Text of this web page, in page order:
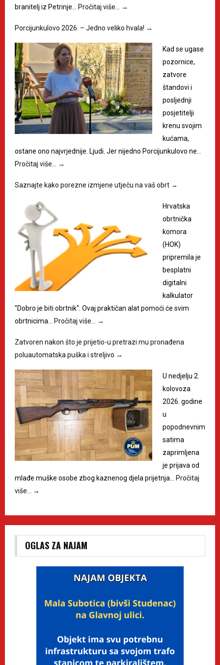
branitelj iz Petrinje… Pročitaj više… →
Porcijunkulovo 2026. – Jedno veliko hvala! →
Kad se ugase
pozornice,
zatvore
štandovi i
posljednji
posjetitelji
krenu svojim
kućama,
ostane ono najvrjednije. Ljudi. Jer nijedno Porcijunkulovo ne…
Pročitaj više…
→
Saznajte kako porezne izmjene utječu na vaš obrt →
Hrvatska
obrtnička
komora
(HOK)
pripremila je
besplatni
digitalni
kalkulator
"Dobro je biti obrtnik". Ovaj praktičan alat pomoći će svim
obrtnicima… Pročitaj više… →
Zatvoren nakon što je prijetio-u pretrazi mu pronađena
poluautomatska puška i streljivo →
U nedjelju 2.
kolovoza
2026. godine
u
popodnevnim
satima
zaprimljena
je prijava od
mlađe muške osobe zbog kaznenog djela prijetnja… Pročitaj
više…
→
OGLAS ZA NAJAM